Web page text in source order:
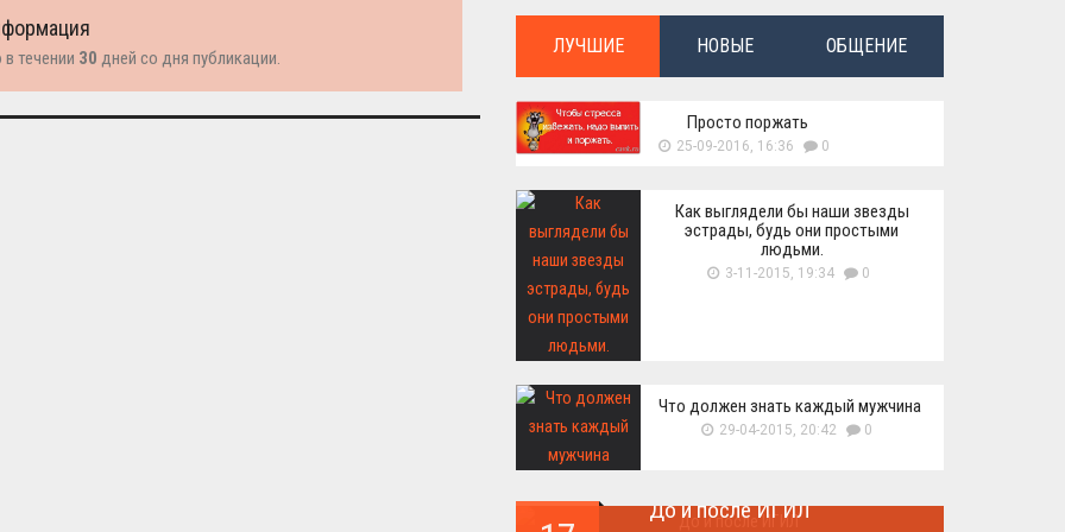
течении 30 дней со дня публикации.
ЛУЧШИЕ НОВЫЕ ОБЩЕНИЕ
Просто поржать
25-09-2016, 16:36 0
Как выглядели бы наши звезды
эстрады, будь они простыми
людьми.
3-11-2015, 19:34 0
Что должен знать каждый мужчина
29-04-2015, 20:42 0
До и после ИГИЛ